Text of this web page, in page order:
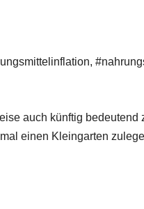
,
auch künftig bedeutend
einen Kleingarten